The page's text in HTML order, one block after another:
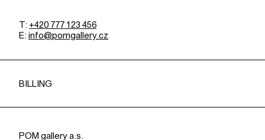
T: +420 777 123 456
E: info@pomgallery.cz
BILLING
POM gallery a.s.